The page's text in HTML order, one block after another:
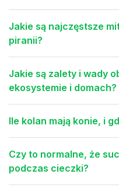
Jakie są najczęstsze
piranii?
Jakie są zalety i wady
ekosystemie i domach?
Ile kolan mają konie, i
Czy to normalne, że
podczas cieczki?